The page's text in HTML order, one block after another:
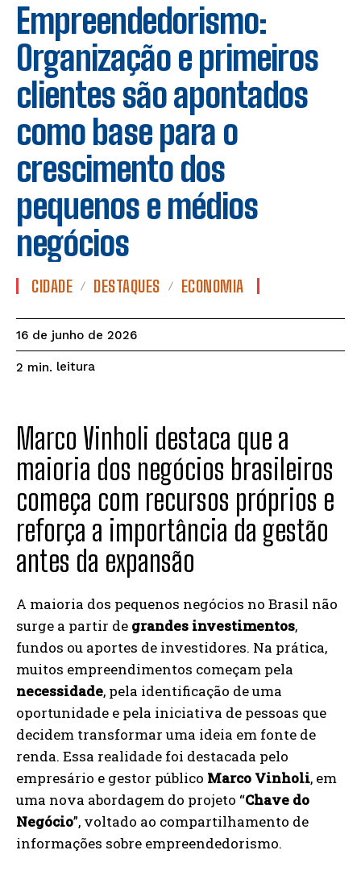
Empreendedorismo:
Organização e primeiros
clientes são apontados
como base para o
crescimento dos
pequenos e médios
negócios
CIDADE DESTAQUES ECONOMIA
16 de junho de 2026
2 min. leitura
Marco Vinholi destaca que a
maioria dos negócios brasileiros
começa com recursos próprios e
reforça a importância da gestão
antes da expansão
A maioria dos pequenos negócios no Brasil não
surge a partir de grandes investimentos,
fundos ou aportes de investidores. Na prática,
muitos empreendimentos começam pela
necessidade, pela identificação de uma
oportunidade e pela iniciativa de pessoas que
decidem transformar uma ideia em fonte de
renda. Essa realidade foi destacada pelo
empresário e gestor público Marco Vinholi, em
uma nova abordagem do projeto “Chave do
Negócio”, voltado ao compartilhamento de
informações sobre empreendedorismo.